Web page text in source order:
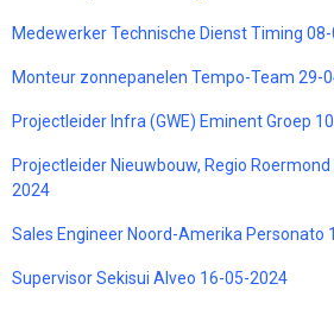
Medewerker Technische Dienst Timing
Monteur zonnepanelen Tempo-Team 29-
Projectleider Infra (GWE) Eminent Groep
Projectleider Nieuwbouw, Regio
2024
Sales Engineer Noord-Amerika Personato
Supervisor Sekisui Alveo 16-05-2024